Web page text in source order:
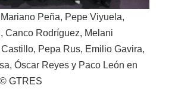
Peña, Pepe Viyuela,
Canco Rodríguez, Melani
Pepa Rus, Emilio Gavira,
Óscar Reyes y Paco León en
© GTRES